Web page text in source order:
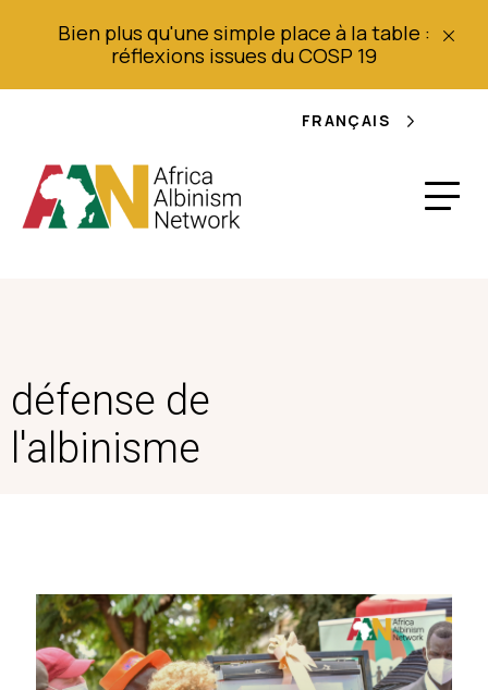
Bien plus qu'une simple place à la table :
réflexions issues du COSP 19
FRANÇAIS
défense de
l'albinisme